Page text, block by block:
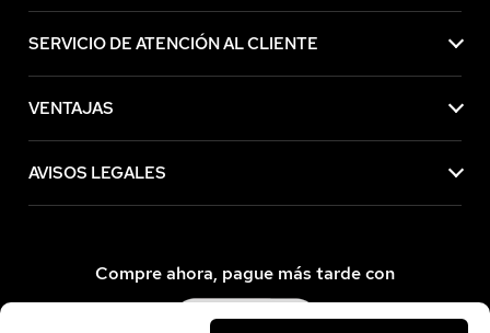
SERVICIO DE ATENCIÓN AL CLIENTE
VENTAJAS
AVISOS LEGALES
Compre ahora, pague más tarde con